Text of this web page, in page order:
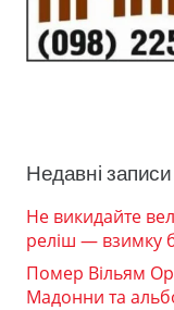
Недавні записи
Не викидайте
реліш — взимку
Помер Вільям
Мадонни та